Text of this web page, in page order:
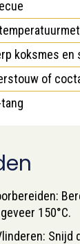
koksmes en
of
150°C.
Snijd